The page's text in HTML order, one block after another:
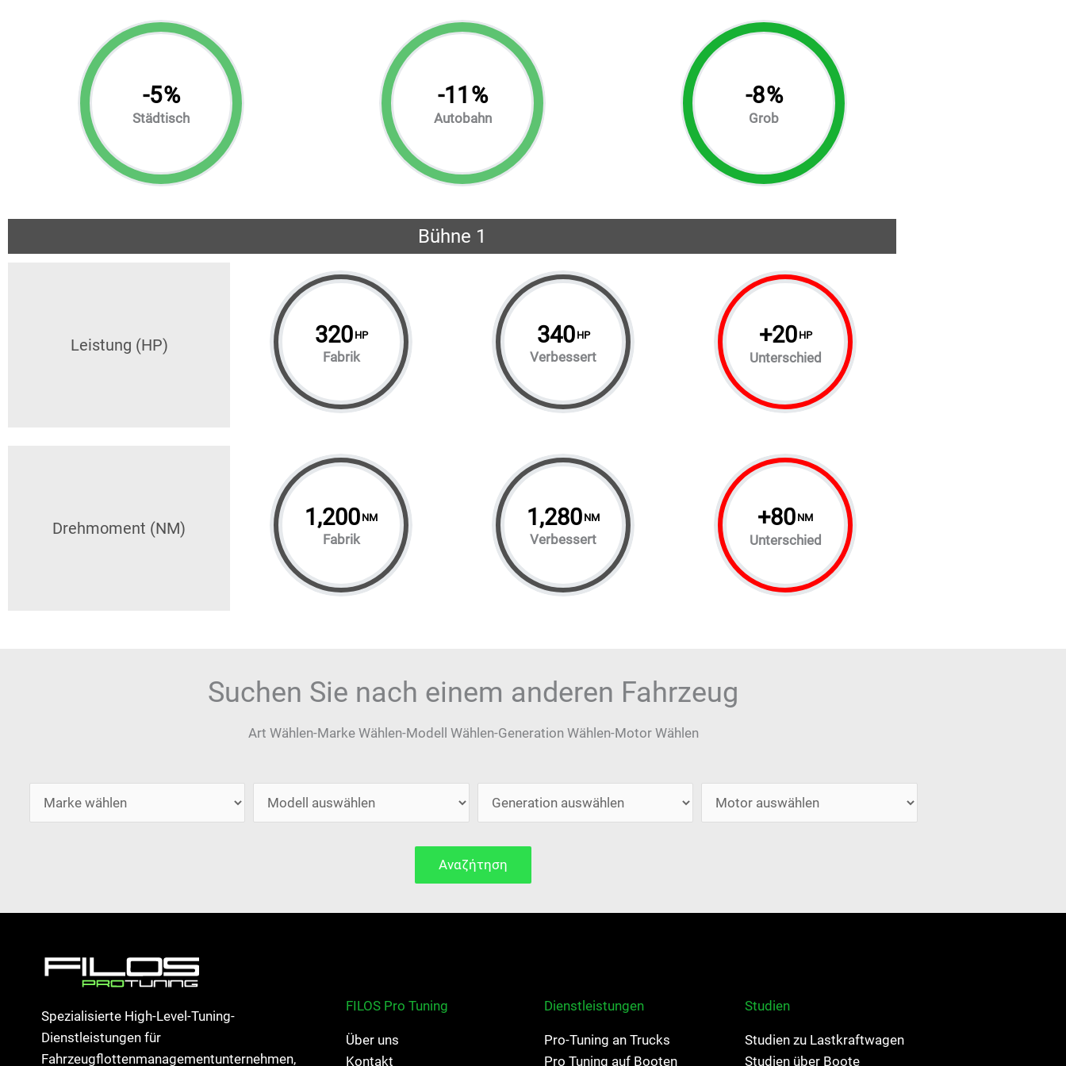
-5%
Städtisch
-11 %
Autobahn
-8%
Grob
Bühne 1
Leistung (HP) 320 HP
Fabrik
340 HP
Verbessert
+20 HP
Unterschied
Drehmoment (NM) 1,200 NM
Fabrik
1,280 NM
Verbessert
+80 NM
Unterschied
Suchen Sie nach einem anderen Fahrzeug
Art Wählen-Marke Wählen-Modell Wählen-Generation Wählen-Motor Wählen
Αναζήτηση
Spezialisierte High-Level-Tuning-
Dienstleistungen für
Fahrzeugflottenmanagementunternehmen,
FILOS Pro Tuning
Über uns
Kontakt
Dienstleistungen
Pro-Tuning an Trucks
Pro Tuning auf Booten
Studien
Studien zu Lastkraftwagen
Studien über Boote